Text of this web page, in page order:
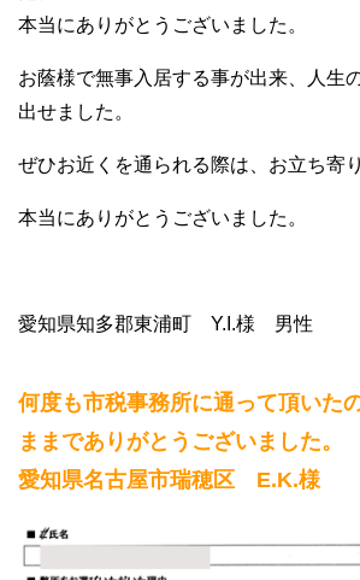
本当にありがとうございました。
お蔭様で無事入居する事が出来、人生
出せました。
ぜひお近くを通られる際は、お立ち寄
本当にありがとうございました。
愛知県知多郡東浦町 Y.I.様 男性
何度も市税事務所に通って頂いた
ままでありがとうございました。
愛知県名古屋市瑞穂区 E.K.様